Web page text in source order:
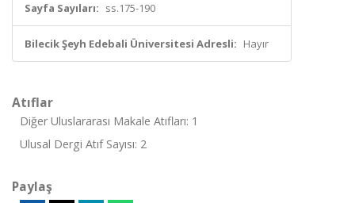
Sayfa Sayıları: ss.175-190
Bilecik Şeyh Edebali Üniversitesi Adresli: Hayır
Atıflar
Diğer Uluslararası Makale Atıfları: 1
Ulusal Dergi Atıf Sayısı: 2
Paylaş